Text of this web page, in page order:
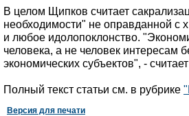
В целом Щипков считает
необходимости" не оправданной с
и любое идолопоклонство.
человека, а не человек интересам
экономических субъектов", -
Полный текст статьи см. в рубрике
Версия для печати